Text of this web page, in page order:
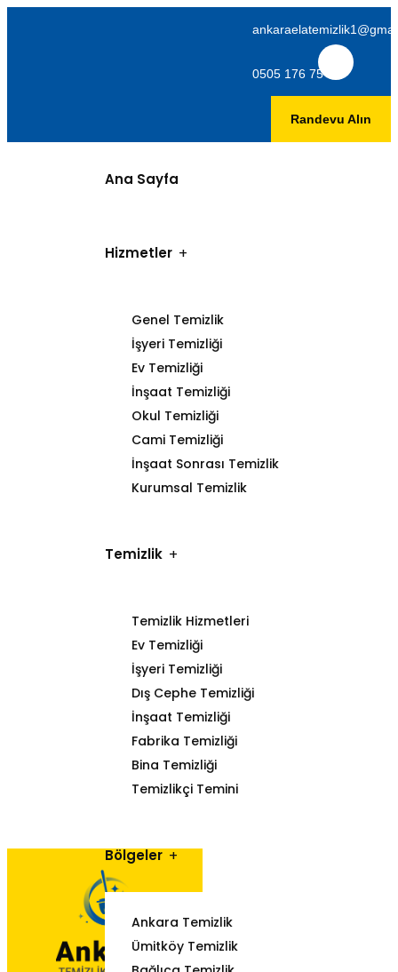
0505 176 75 06
Randevu Alın
Ana Sayfa
Hizmetler
Genel Temizlik
İşyeri Temizliği
Ev Temizliği
İnşaat Temizliği
Okul Temizliği
Cami Temizliği
İnşaat Sonrası Temizlik
Kurumsal Temizlik
Temizlik
Temizlik Hizmetleri
Ev Temizliği
İşyeri Temizliği
Dış Cephe Temizliği
İnşaat Temizliği
Fabrika Temizliği
Bina Temizliği
Temizlikçi Temini
Bölgeler
Ankara Temizlik
Ümitköy Temizlik